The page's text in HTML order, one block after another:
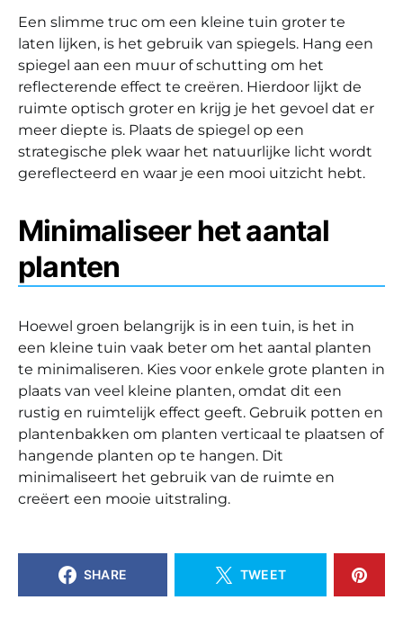
Een slimme truc om een kleine tuin groter te
laten lijken, is het gebruik van spiegels. Hang een
spiegel aan een muur of schutting om het
reflecterende effect te creëren. Hierdoor lijkt de
ruimte optisch groter en krijg je het gevoel dat er
meer diepte is. Plaats de spiegel op een
strategische plek waar het natuurlijke licht wordt
gereflecteerd en waar je een mooi uitzicht hebt.
Minimaliseer het aantal
planten
Hoewel groen belangrijk is in een tuin, is het in
een kleine tuin vaak beter om het aantal planten
te minimaliseren. Kies voor enkele grote planten in
plaats van veel kleine planten, omdat dit een
rustig en ruimtelijk effect geeft. Gebruik potten en
plantenbakken om planten verticaal te plaatsen of
hangende planten op te hangen. Dit
minimaliseert het gebruik van de ruimte en
creëert een mooie uitstraling.
SHARE TWEET